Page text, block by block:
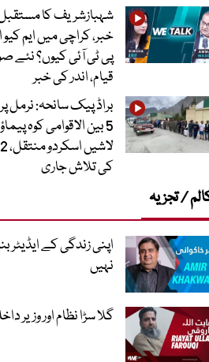
شہبازشریف کا
خبر، کراچی میں ایم
پی ٹی آئی کیوں؟ نئے
قیام، اندر کی خبر
براڈ پیک سانحہ: نرمل
5 بین الاقوامی کوہ
کی تلاش جاری
/ تجزیہ
اپنی زندگی کے ایڈیٹر
نہیں
گلا سڑا نظام اور وزیر